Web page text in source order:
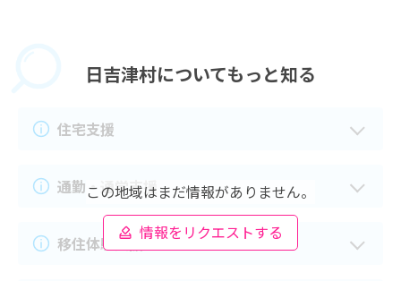
日吉津村についてもっと知る
この地域はまだ情報がありません。
情報をリクエストする
住宅支援
通勤・通学支援
移住体験支援